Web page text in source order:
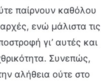
παίρνουν καθόλου
ενώ μάλιστα τις
γι’ αυτές και
Συνεπώς,
αλήθεια ούτε στο